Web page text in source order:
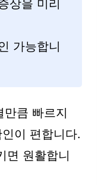
상을 미리
가능합니
만큼 빠르지
이 편합니다.
면 원활합니